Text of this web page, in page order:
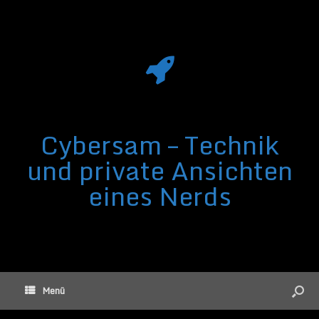
Cybersam – Technik
und private Ansichten
eines Nerds
Menü